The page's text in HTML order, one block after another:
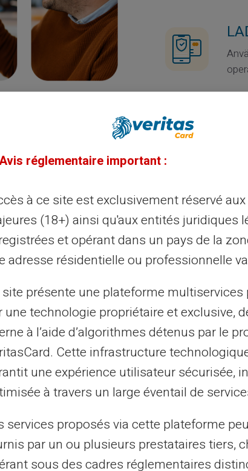
Överför pengar till
mottagare
i världen mellan alla
réglementaire important :
à ce site est exclusivement réservé
(18+) ainsi qu'aux entités juridiques
et opérant dans un pays de la
adresse résidentielle ou professionnelle
site présente une plateforme multiservices
une technologie propriétaire et exclusive,
à l’aide d’algorithmes détenus par le
Cette infrastructure
une expérience utilisateur sécurisée,
à travers un large éventail de
services proposés via cette plateforme
par un ou plusieurs prestataires tiers,
sous des cadres réglementaires